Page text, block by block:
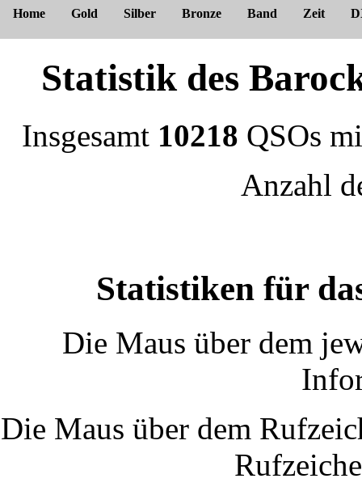
Home Gold Silber Bronze Band Zeit
Statistik des
Insgesamt 10218 QSOs
Anzahl
Statistiken für
Die Maus über dem
Die Maus über dem